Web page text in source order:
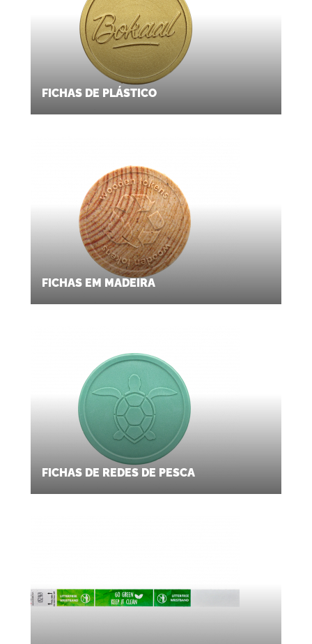
personalização que melhor se adapta às suas
necessidades e comece a criar o seu design
no nosso configurador.
Consciência de qualidade e ambiental
e linhas de fluxo visíveis. Estas
características são inerentes ao processo de
produção sustentável e reforçam o nosso
compromisso conjunto com a economia
circular.
FICHAS DE PLÁSTICO
FICHAS EM MADEIRA
FICHAS DE REDES DE PESCA